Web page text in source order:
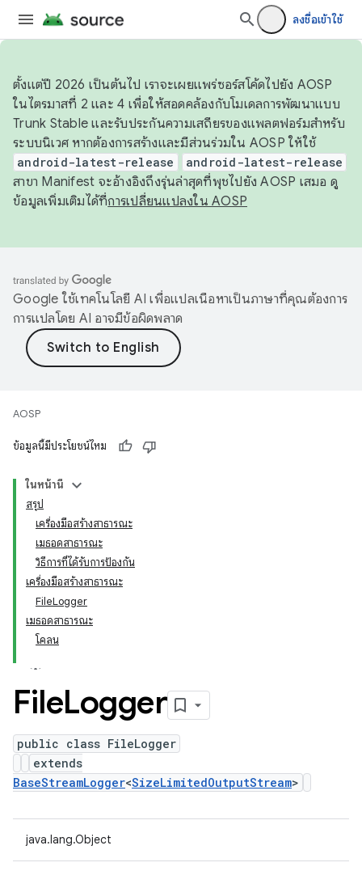
ลงชื่อเข้าใช้
ตั้งแต่ปี 2026 เป็นต้นไป เราจะเผยแพร่ซอร์สโค้ดไปยัง AOSP
ในไตรมาสที่ 2 และ 4 เพื่อให้สอดคล้องกับโมเดลการพัฒนาแบบ
Trunk Stable และรับประกันความเสถียรของแพลตฟอร์มสำหรับ
ระบบนิเวศ หากต้องการสร้างและมีส่วนร่วมใน AOSP ให้ใช้
android-latest-release android-latest-release
สาขา Manifest จะอ้างอิงถึงรุ่นล่าสุดที่พุชไปยัง AOSP เสมอ ดู
ข้อมูลเพิ่มเติมได้ที่การเปลี่ยนแปลงใน AOSP
Google ใช้เทคโนโลยี AI เพื่อแปลเนื้อหาเป็นภาษาที่คุณต้องการ
การแปลโดย AI อาจมีข้อผิดพลาด
AOSP
ข้อมูลนี้มีประโยชน์ไหม
ในหน้านี้
สรุป
เครื่องมือสร้างสาธารณะ
เมธอดสาธารณะ
วิธีการที่ได้รับการป้องกัน
เครื่องมือสร้างสาธารณะ
FileLogger
เมธอดสาธารณะ
โคลน
FileLogger
public class FileLogger
extends
BaseStreamLogger<SizeLimitedOutputStream>
java.lang.Object